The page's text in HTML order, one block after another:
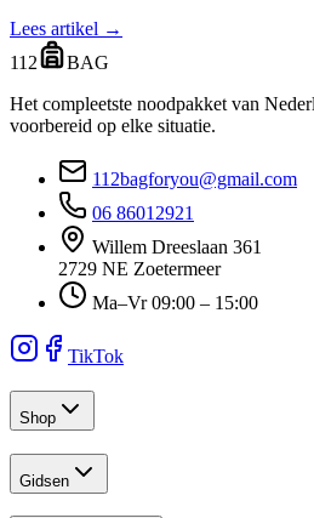
Lees artikel →
112
BAG
Het compleetste noodpakket van
voorbereid op elke situatie.
112bagforyou@gmail.com
06 86012921
Willem Dreeslaan 361
2729 NE Zoetermeer
Ma–Vr 09:00 – 15:00
TikTok
Shop
Gidsen